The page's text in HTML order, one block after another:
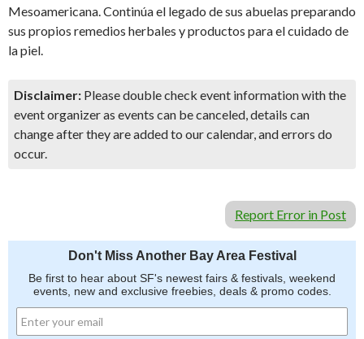
Mesoamericana. Continúa el legado de sus abuelas preparando
sus propios remedios herbales y productos para el cuidado de
la piel.
Disclaimer: Please double check event information with the
event organizer as events can be canceled, details can
change after they are added to our calendar, and errors do
occur.
Report Error in Post
Don't Miss Another Bay Area Festival
Be first to hear about SF's newest fairs & festivals, weekend
events, new and exclusive freebies, deals & promo codes.